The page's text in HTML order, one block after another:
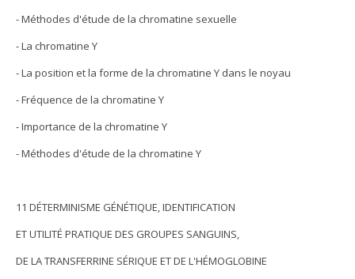
- Méthodes d'étude de la chromatine sexuelle
- La chromatine Y
- La position et la forme de la chromatine Y dans le noyau
- Fréquence de la chromatine Y
- Importance de la chromatine Y
- Méthodes d'étude de la chromatine Y
11 DÉTERMINISME GÉNÉTIQUE, IDENTIFICATION
ET UTILITÉ PRATIQUE DES GROUPES SANGUINS,
DE LA TRANSFERRINE SÉRIQUE ET DE L'HÉMOGLOBINE